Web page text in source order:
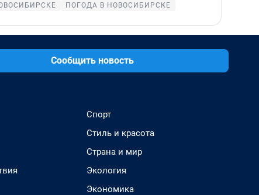
ПОГОДА В НОВОСИБИРСКЕ
Сообщить новость
Спорт
Стиль и красота
Страна и мир
Экология
Экономика